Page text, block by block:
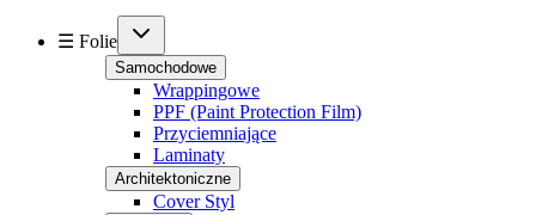
☰ Folie
Samochodowe
Wrappingowe
PPF (Paint Protection Film)
Przyciemniające
Laminaty
Architektoniczne
Cover Styl